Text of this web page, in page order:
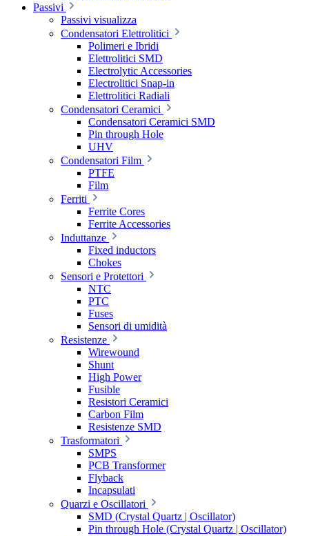
Passivi
Passivi visualizza
Condensatori Elettrolitici
Polimeri e Ibridi
Elettrolitici SMD
Electrolytic Accessories
Electrolitici Snap-in
Elettrolitici Radiali
Condensatori Ceramici
Condensatori Ceramici SMD
Pin through Hole
UHV
Condensatori Film
PTFE
Film
Ferriti
Ferrite Cores
Ferrite Accessories
Induttanze
Fixed inductors
Chokes
Sensori e Protettori
NTC
PTC
Fuses
Sensori di umidità
Resistenze
Wirewound
Shunt
High Power
Fusible
Resistori Ceramici
Carbon Film
Resistenze SMD
Trasformatori
SMPS
PCB Transformer
Flyback
Incapsulati
Quarzi e Oscillatori
SMD (Crystal Quartz | Oscillator)
Pin through Hole (Crystal Quartz | Oscillator)